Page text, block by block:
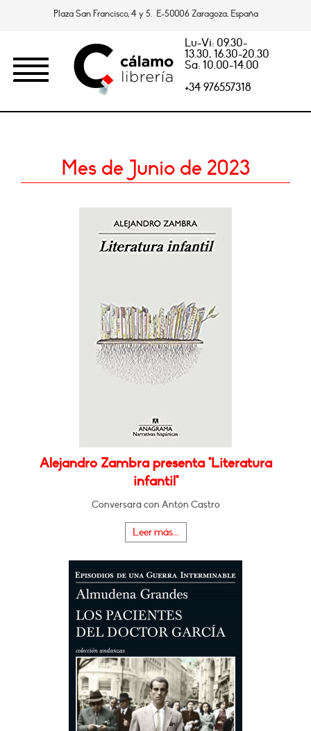
Plaza San Francisco, 4 y 5. E-50006 Zaragoza, España
Lu-Vi: 09.30-
13.30, 16.30-20.30
Sa: 10.00-14.00
+34 976557318
Mes de Junio de 2023
Alejandro Zambra presenta "Literatura
infantil"
Conversará con Antón Castro
Leer más...